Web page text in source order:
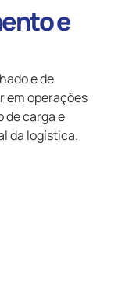
e
e de
em operações
de carga e
da logística.